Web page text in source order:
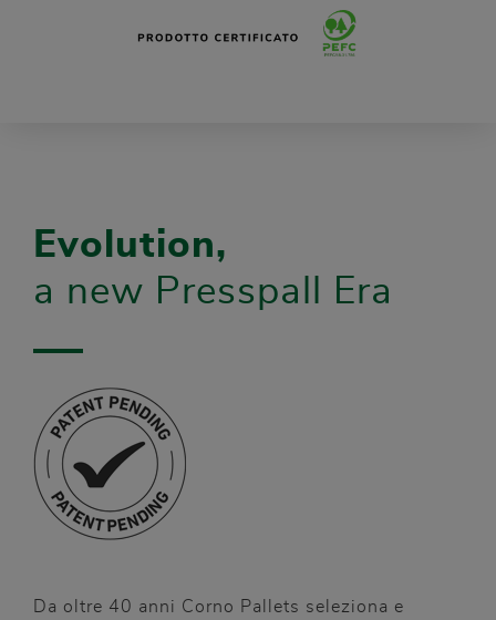
Evolution,
a new Presspall Era
Da oltre 40 anni Corno Pallets seleziona e